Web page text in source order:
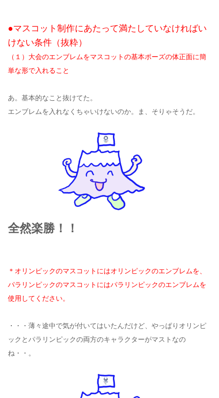
●マスコット制作にあたって満たしていなければい
けない条件（抜粋）
（１）大会のエンブレムをマスコットの基本ポーズの体正面に簡
単な形で入れること
あ。基本的なこと抜けてた。
エンブレムを入れなくちゃいけないのか。ま、そりゃそうだ。
全然楽勝！！
＊オリンピックのマスコットにはオリンピックのエンブレムを、
パラリンピックのマスコットにはパラリンピックのエンブレムを
使用してください。
・・・薄々途中で気が付いてはいたんだけど、やっぱりオリンピ
ックとパラリンピックの両方のキャラクターがマストなの
ね・・。